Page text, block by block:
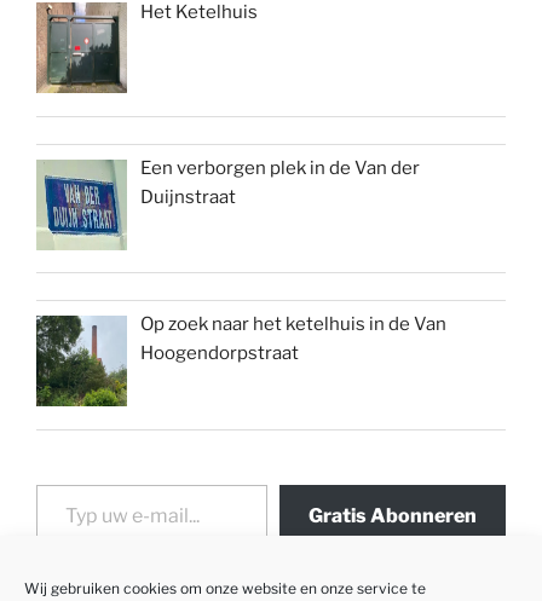
Wij gebruiken cookies om onze website en onze service te
Het Ketelhuis
Een verborgen plek in de Van der
Duijnstraat
Op zoek naar het ketelhuis in de Van
Hoogendorpstraat
Typ uw e-mail...
Gratis Abonneren